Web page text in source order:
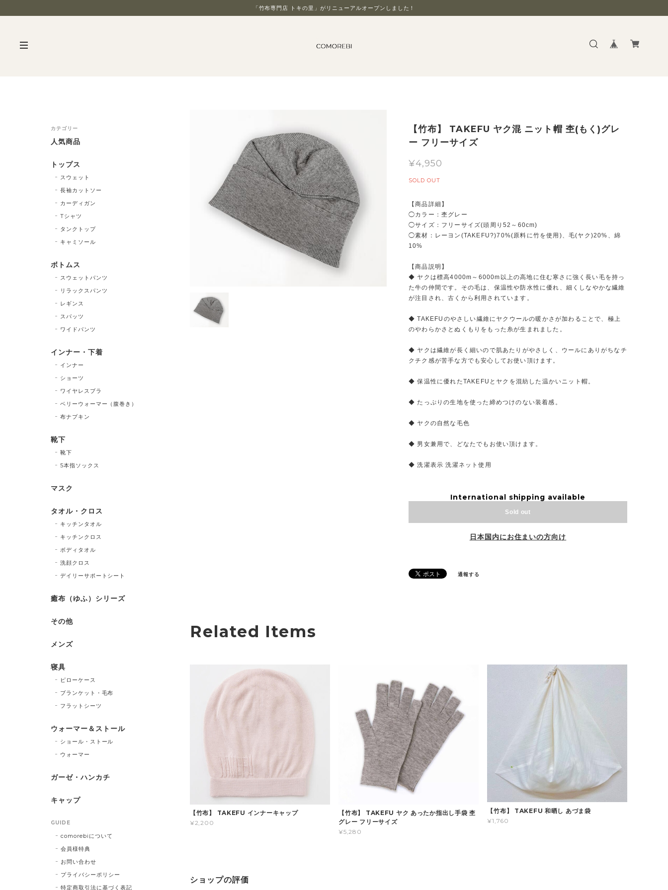
「竹布専門店 トキの里」がリニューアルオープンしました！
【竹布】 TAKEFU ヤク混 ニット帽 杢(もく)グレ
ー フリーサイズ
¥4,950
SOLD OUT
【商品詳細】
◯カラー：杢グレー
◯サイズ：フリーサイズ(頭周り52～60cm)
◯素材：レーヨン(TAKEFU?)70%(原料に竹を使用)、毛(ヤク)20%、綿
10%
【商品説明】
◆ ヤクは標高4000m～6000m以上の高地に住む寒さに強く長い毛を持っ
た牛の仲間です。その毛は、保温性や防水性に優れ、細くしなやかな繊維
が注目され、古くから利用されています。
◆ TAKEFUのやさしい繊維にヤクウールの暖かさが加わることで、極上
のやわらかさとぬくもりをもった糸が生まれました。
◆ ヤクは繊維が長く細いので肌あたりがやさしく、ウールにありがちなチ
クチク感が苦手な方でも安心してお使い頂けます。
◆ 保温性に優れたTAKEFUとヤクを混紡した温かいニット帽。
◆ たっぷりの生地を使った締めつけのない装着感。
◆ ヤクの自然な毛色
◆ 男女兼用で、どなたでもお使い頂けます。
◆ 洗濯表示 洗濯ネット使用
International shipping available
Sold out
日本国内にお住まいの方向け
通報する
Related Items
【竹布】 TAKEFU インナーキャップ
¥2,200
【竹布】 TAKEFU ヤク あったか指出し手袋 杢
グレー フリーサイズ
¥5,280
【竹布】 TAKEFU 和晒し あづま袋
¥1,760
ショップの評価
カテゴリー
人気商品
トップス
スウェット
長袖カットソー
カーディガン
Tシャツ
タンクトップ
キャミソール
ボトムス
スウェットパンツ
リラックスパンツ
レギンス
スパッツ
ワイドパンツ
インナー・下着
インナー
ショーツ
ワイヤレスブラ
ベリーウォーマー（腹巻き）
布ナプキン
靴下
靴下
5本指ソックス
マスク
タオル・クロス
キッチンタオル
キッチンクロス
ボディタオル
洗顔クロス
デイリーサポートシート
癒布（ゆふ）シリーズ
その他
メンズ
寝具
ピローケース
ブランケット・毛布
フラットシーツ
ウォーマー＆ストール
ショール・ストール
ウォーマー
ガーゼ・ハンカチ
キャップ
GUIDE
comorebiについて
会員様特典
お問い合わせ
プライバシーポリシー
特定商取引法に基づく表記